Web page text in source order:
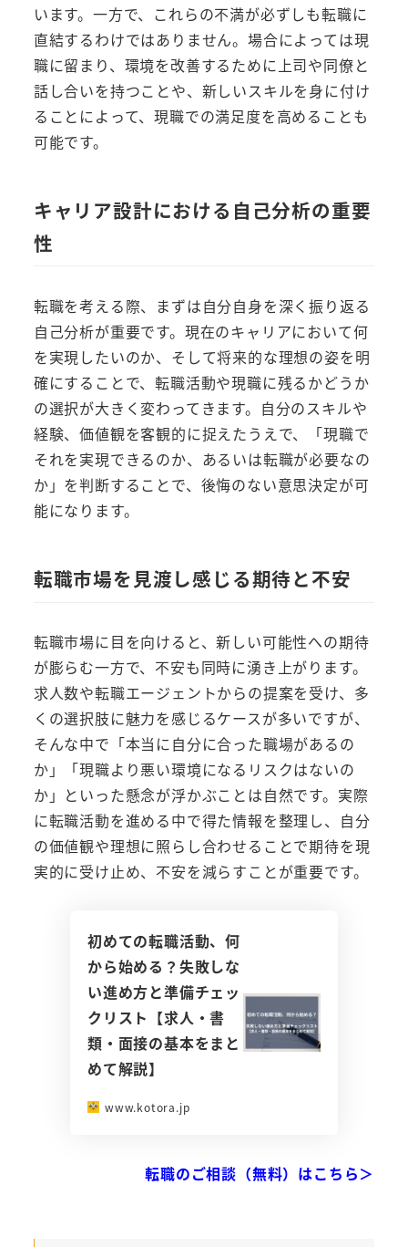
います。一方で、これらの不満が必ずしも転職に
直結するわけではありません。場合によっては現
職に留まり、環境を改善するために上司や同僚と
話し合いを持つことや、新しいスキルを身に付け
ることによって、現職での満足度を高めることも
可能です。
キャリア設計における自己分析の重要
性
転職を考える際、まずは自分自身を深く振り返る
自己分析が重要です。現在のキャリアにおいて何
を実現したいのか、そして将来的な理想の姿を明
確にすることで、転職活動や現職に残るかどうか
の選択が大きく変わってきます。自分のスキルや
経験、価値観を客観的に捉えたうえで、「現職で
それを実現できるのか、あるいは転職が必要なの
か」を判断することで、後悔のない意思決定が可
能になります。
転職市場を見渡し感じる期待と不安
転職市場に目を向けると、新しい可能性への期待
が膨らむ一方で、不安も同時に湧き上がります。
求人数や転職エージェントからの提案を受け、多
くの選択肢に魅力を感じるケースが多いですが、
そんな中で「本当に自分に合った職場があるの
か」「現職より悪い環境になるリスクはないの
か」といった懸念が浮かぶことは自然です。実際
に転職活動を進める中で得た情報を整理し、自分
の価値観や理想に照らし合わせることで期待を現
実的に受け止め、不安を減らすことが重要です。
初めての転職活動、何
から始める？失敗しな
い進め方と準備チェッ
クリスト【求人・書
類・面接の基本をまと
めて解説】
www.kotora.jp
転職のご相談（無料）はこちら＞